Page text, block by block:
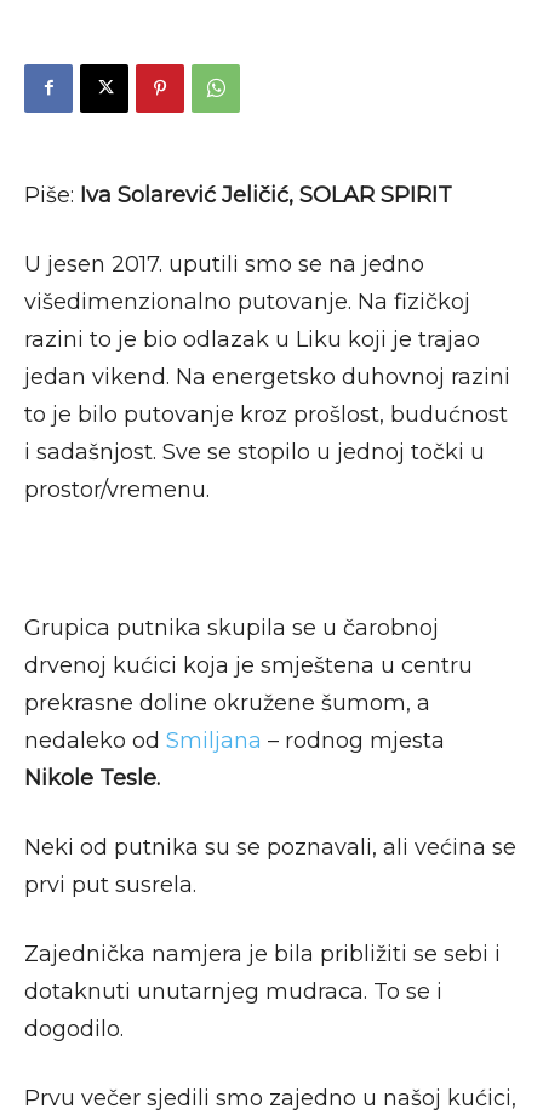
Piše: Iva Solarević Jeličić, SOLAR SPIRIT
U jesen 2017. uputili smo se na jedno
višedimenzionalno putovanje. Na fizičkoj
razini to je bio odlazak u Liku koji je trajao
jedan vikend. Na energetsko duhovnoj razini
to je bilo putovanje kroz prošlost, budućnost
i sadašnjost. Sve se stopilo u jednoj točki u
prostor/vremenu.
Grupica putnika skupila se u čarobnoj
drvenoj kućici koja je smještena u centru
prekrasne doline okružene šumom, a
nedaleko od Smiljana – rodnog mjesta
Nikole Tesle.
Neki od putnika su se poznavali, ali većina se
prvi put susrela.
Zajednička namjera je bila približiti se sebi i
dotaknuti unutarnjeg mudraca. To se i
dogodilo.
Prvu večer sjedili smo zajedno u našoj kućici,